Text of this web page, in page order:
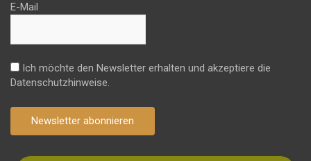
E-Mail
Ich möchte den Newsletter erhalten und akzeptiere die
Datenschutzhinweise.
Newsletter abonnieren